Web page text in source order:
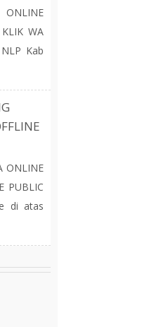
ONLINE
WA
Kab
ONLINE
PUBLIC
di atas